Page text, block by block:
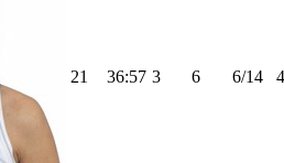
21 36:57 3 6 6/14